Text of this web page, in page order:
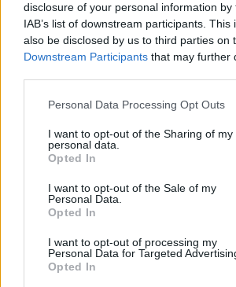
disclosure of your personal information
IAB’s list of downstream participants.
also be disclosed by us to third parties on
Downstream Participants that may further
Please note that this website/app uses
not limited to your visit or usage
grant or deny consent to Google and its
use your data for below specified
consent section.
Personal Data Processing Opt Outs
I want to opt-out of the Sharing of my
personal data.
Opted In
I want to opt-out of the Sale of my
Personal Data.
Opted In
I want to opt-out of processing my
Personal Data for Targeted
Opted In
Pełny harmonogram rozgrywek dostępny jest
Okręgowa - terminarz.
Informacje o składach i strzelcach
rezerwowych, zmiany oraz listę strzelców
Jeśli jesteś kibicem klubu Czuwaj Przemyśl lub
częściej. Nasz serwis regularnie dostarcza
PodkarpacieLive.pl to największa baza
piłkarskichw województwie. Sprawdź nasze
bądź na bieżąco z wydarzeniami z boisk!
Analiza przed meczem: Czuwaj Przemyśl vs
Czuwaj Przemyśl - Orzeł Torki